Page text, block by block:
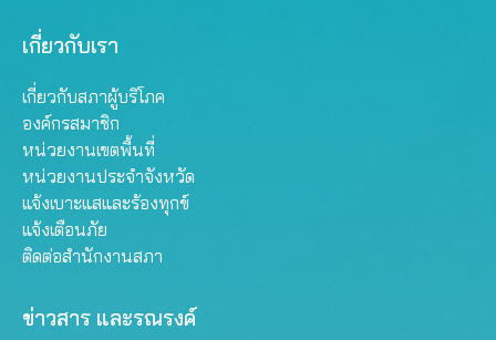
เกี่ยวกับเรา
เกี่ยวกับสภาผู้บริโภค
องค์กรสมาชิก
หน่วยงานเขตพื้นที่
หน่วยงานประจำจังหวัด
แจ้งเบาะแสและร้องทุกข์
แจ้งเตือนภัย
ติดต่อสำนักงานสภา
ข่าวสาร และรณรงค์